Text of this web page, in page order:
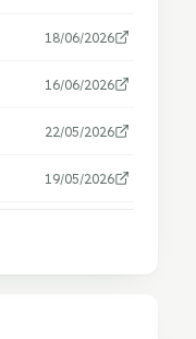
18/06/2026
16/06/2026
22/05/2026
19/05/2026